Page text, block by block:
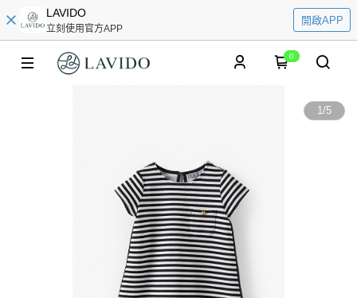
LAVIDO
立刻使用官方APP
開啟APP
0
1/5